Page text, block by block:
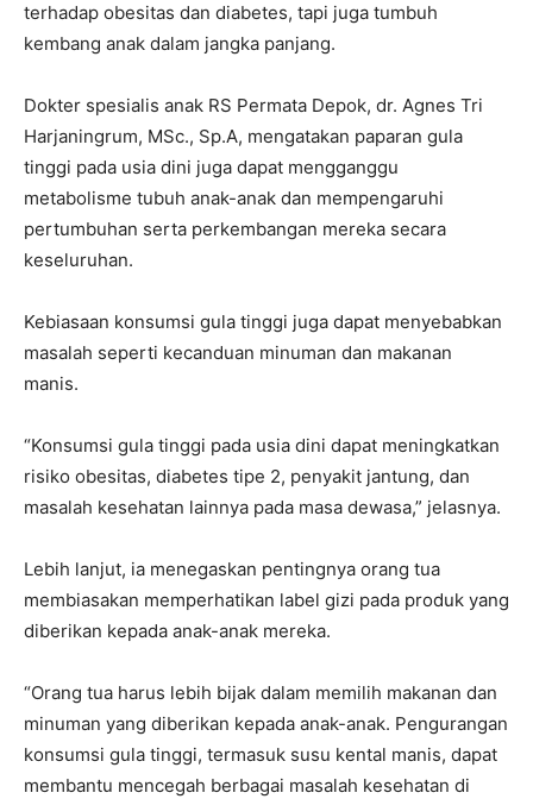
terhadap obesitas dan diabetes, tapi juga tumbuh
kembang anak dalam jangka panjang.
Dokter spesialis anak RS Permata Depok, dr. Agnes Tri
Harjaningrum, MSc., Sp.A, mengatakan paparan gula
tinggi pada usia dini juga dapat mengganggu
metabolisme tubuh anak-anak dan mempengaruhi
pertumbuhan serta perkembangan mereka secara
keseluruhan.
Kebiasaan konsumsi gula tinggi juga dapat menyebabkan
masalah seperti kecanduan minuman dan makanan
manis.
“Konsumsi gula tinggi pada usia dini dapat meningkatkan
risiko obesitas, diabetes tipe 2, penyakit jantung, dan
masalah kesehatan lainnya pada masa dewasa,” jelasnya.
Lebih lanjut, ia menegaskan pentingnya orang tua
membiasakan memperhatikan label gizi pada produk yang
diberikan kepada anak-anak mereka.
“Orang tua harus lebih bijak dalam memilih makanan dan
minuman yang diberikan kepada anak-anak. Pengurangan
konsumsi gula tinggi, termasuk susu kental manis, dapat
membantu mencegah berbagai masalah kesehatan di